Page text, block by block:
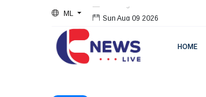
ML Sun Aug 09 2026
HOME